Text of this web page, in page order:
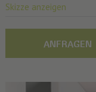
Skizze anzeigen
ANFRAGEN